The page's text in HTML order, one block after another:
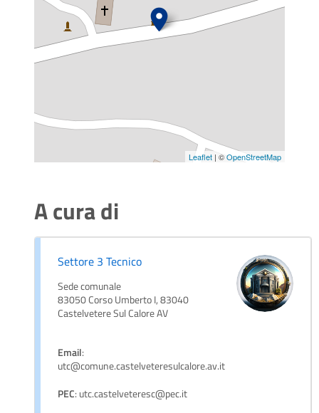
Leaflet | ©OpenStreetMap
A cura di
Settore 3 Tecnico
Sede comunale
83050 Corso Umberto I, 83040
Castelvetere Sul Calore AV
Email:
utc@comune.castelveteresulcalore.av.it
PEC: utc.castelveteresc@pec.it